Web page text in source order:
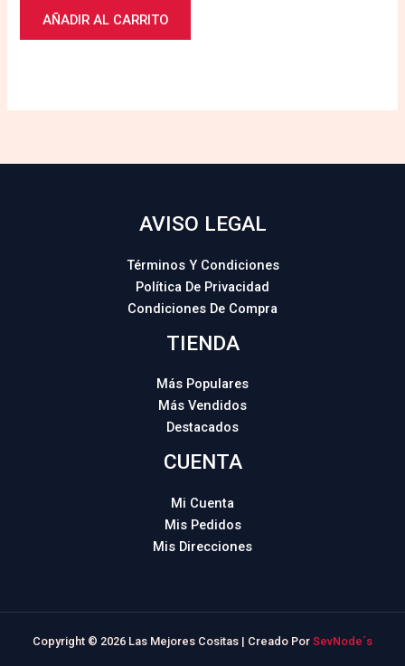
AÑADIR AL CARRITO
AVISO LEGAL
Términos Y Condiciones
Política De Privacidad
Condiciones De Compra
TIENDA
Más Populares
Más Vendidos
Destacados
CUENTA
Mi Cuenta
Mis Pedidos
Mis Direcciones
Copyright © 2026 Las Mejores Cositas | Creado Por SevNode´s